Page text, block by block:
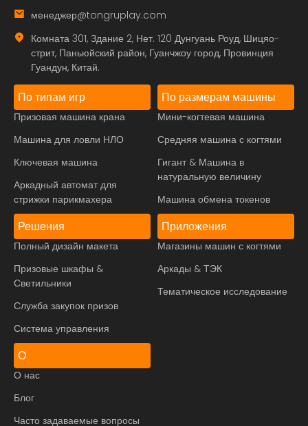
менеджер@tongruplay.com
Комната 301, Здание 2, Нет. 120 Дунгуань Роуд, Шицяо-
стрит, Паньюйский район, Гуанчжоу город, Провинция
Гуандун, Китай.
По типам игр
Призовая машина крана
Машина для ловли НЛО
Ключевая машина
Аркадный автомат для
стрижки парикмахера
По размерам машины
Мини-когтевая машина
Средняя машина с когтями
Гигант & Машина в
натуральную величину
Машина обмена токенов
Решения
Полный дизайн макета
Призовые шкафы &
Светильники
Служба закупок призов
Система управления
Приложения
Магазины машин с когтями
Аркады & ТЭК
Тематическое исследование
О
О нас
Блог
Часто задаваемые вопросы